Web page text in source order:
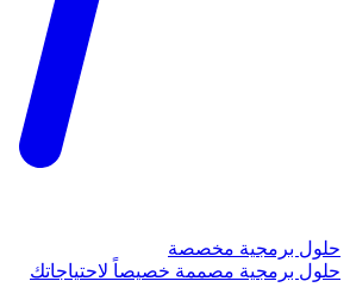
حلول برمجية مخصصة
حلول برمجية مصممة خصيصاً لاحتياجاتك